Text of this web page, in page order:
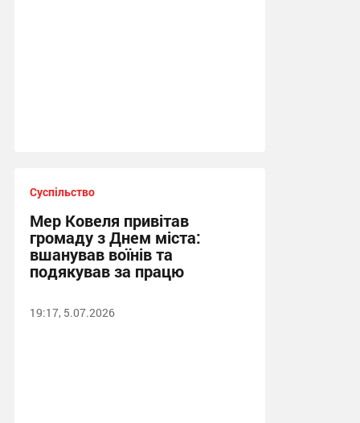
Суспільство
Мер Ковеля привітав
громаду з Днем міста:
вшанував воїнів та
подякував за працю
19:17, 5.07.2026